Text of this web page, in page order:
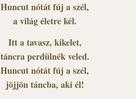
Huncut nótát fúj a szél,
a világ életre kél.
Itt a tavasz, kikelet,
táncra perdülnék veled.
Huncut nótát fúj a szél,
jöjjön táncba, aki él!